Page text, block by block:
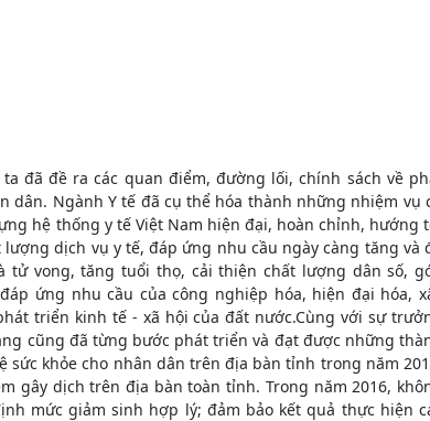
đã đề ra các quan điểm, đường lối, chính sách về
dân. Ngành Y tế đã cụ thể hóa thành những nhiệm vụ
hệ thống y tế Việt Nam hiện đại, hoàn chỉnh, hướng
dịch vụ y tế, đáp ứng nhu cầu ngày càng tăng và
tử vong, tăng tuổi thọ, cải thiện chất lượng dân số,
ứng nhu cầu của công nghiệp hóa, hiện đại hóa,
triển kinh tế - xã hội của đất nước.Cùng với sự
cũng đã từng bước phát triển và đạt được những
sức khỏe cho nhân dân trên địa bàn tỉnh trong năm
gây dịch trên địa bàn toàn tỉnh. Trong năm 2016,
mức giảm sinh hợp lý; đảm bảo kết quả thực hiện